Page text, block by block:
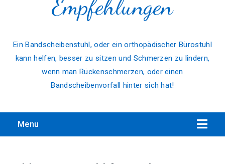
Empfehlungen
Ein Bandscheibenstuhl, oder ein orthopädischer Bürostuhl
kann helfen, besser zu sitzen und Schmerzen zu lindern,
wenn man Rückenschmerzen, oder einen
Bandscheibenvorfall hinter sich hat!
Menu